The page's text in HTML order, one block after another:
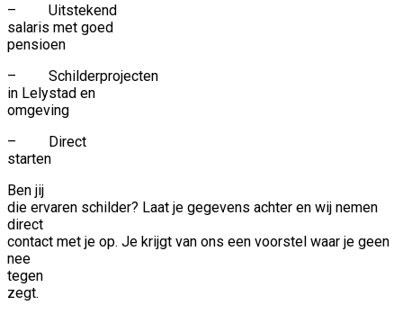
–
Uitstekend
salaris met goed
pensioen
–
Schilderprojecten
in Lelystad en
omgeving
–
Direct
starten
Ben jij
die ervaren schilder? Laat je gegevens achter en wij nemen
direct
contact met je op. Je krijgt van ons een voorstel waar je geen
nee
tegen
zegt.